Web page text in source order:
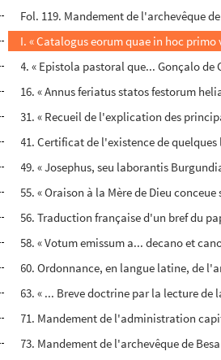
Fol. 119. Mandement de l'archevêque
I. « Catalogus eorum quae in hoc
4. « Epistola pastoral que... Gonçalo
16. « Annus feriatus statos festorum
31. « Recueil de l'explication des
41. Certificat de l'existence de
49. « Josephus, seu laborantis
55. « Oraison à la Mère de Dieu
56. Traduction française d'un bref du
58. « Votum emissum a... decano et
60. Ordonnance, en langue latine, de
63. « ... Breve doctrine par la lecture
71. Mandement de l'administration
73. Mandement de l'archevêque de